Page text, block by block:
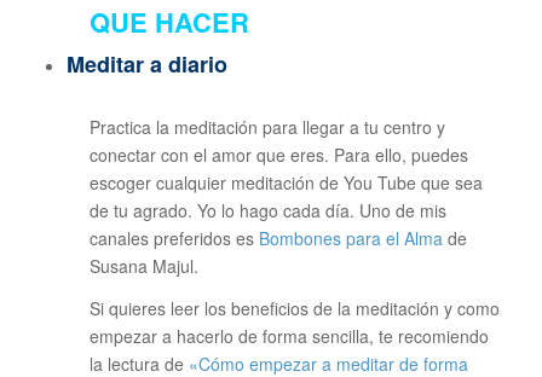
QUE HACER
Meditar a diario
Practica la meditación para llegar a tu centro y
conectar con el amor que eres. Para ello, puedes
escoger cualquier meditación de You Tube que sea
de tu agrado. Yo lo hago cada día. Uno de mis
canales preferidos es Bombones para el Alma de
Susana Majul.
Si quieres leer los beneficios de la meditación y como
empezar a hacerlo de forma sencilla, te recomiendo
la lectura de «Cómo empezar a meditar de forma